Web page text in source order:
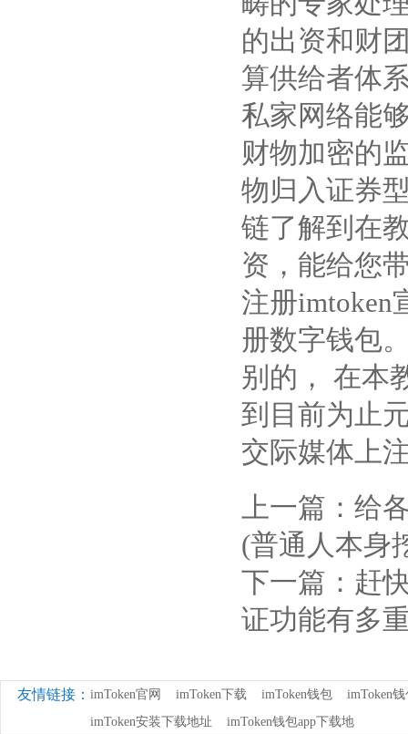
的出资和财
算供给者体
私家网络能
财物加密的
物归入证券
链了解到在
资，能给您
注册imtoken
册数字钱包
别的， 在本
到目前为止
交际媒体上
上一篇： 给
(普通人本身
下一篇： 赶
证功能有多
友情链接： imToken官网 imToken下载 imToken钱包
imToken
imToken安装下载地址
imToken钱包app下载地